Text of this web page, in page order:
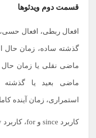
قسمت دوم ویدئوها
افعال ربطی، افعال
گذشته ساده، زمان حال
ماضی نقلی یا زمان حال
ماضی بعید یا گذشته
استمراری، زمان آینده
کاربرد since و for، کاربرد already، کاربرد ever،